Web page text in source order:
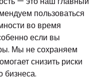
пользоваться
во время
если вы
Мы не сохраняем
снизить риски
бизнеса.